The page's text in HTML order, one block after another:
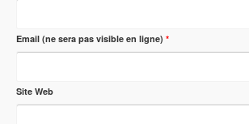
Email (ne sera pas visible en ligne) *
Site Web